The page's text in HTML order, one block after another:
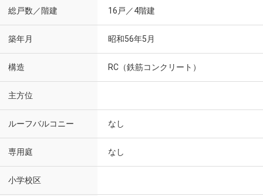
総戸数／階建 16戸／4階建
築年月 昭和56年5月
構造 RC（鉄筋コンクリート）
主方位
ルーフバルコニー なし
専用庭 なし
小学校区